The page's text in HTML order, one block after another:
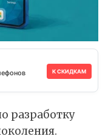
К СКИДКАМ
разработку